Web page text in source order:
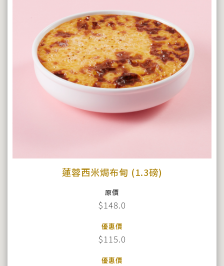
蓮蓉西米焗布甸 (1.3磅)
原價
$148.0
優惠價
$115.0
優惠價